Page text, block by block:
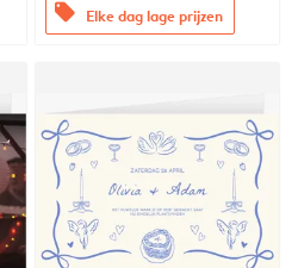
offers Elke dag lage prijzen